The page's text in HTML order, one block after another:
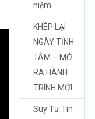
niệm
KHÉP LẠI
NGÀY TĨNH
TÂM – MỞ
RA HÀNH
TRÌNH MỚI
Suy Tư Tin